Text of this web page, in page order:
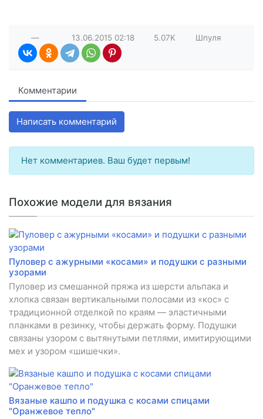
— 13.06.2015 02:18 5.07K Шпуля
Комментарии
Написать комментарий
Нет комментариев. Ваш будет первым!
Похожие модели для вязания
Пуловер с ажурными «косами» и подушки с разными
узорами
Пуловер из смешанной пряжа из шерсти альпака и
хлопка связан вертикальными полосами из «кос» с
традиционной отделкой по краям — эластичными
планками в резинку, чтобы держать форму. Подушки
связаны узором с вытянутыми петлями, имитирующими
мех и узором «шишечки».
Вязаные кашпо и подушка с косами спицами
"Оранжевое тепло"